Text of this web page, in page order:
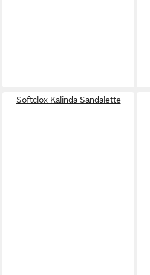
Softclox Kalinda Sandalette